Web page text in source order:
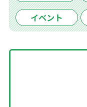
イベント